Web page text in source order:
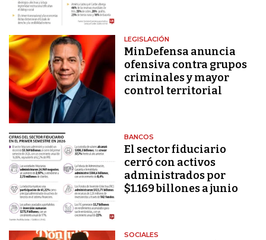
LEGISLACIÓN
MinDefensa anuncia
ofensiva contra grupos
criminales y mayor
control territorial
BANCOS
El sector fiduciario
cerró con activos
administrados por
$1.169 billones a junio
SOCIALES